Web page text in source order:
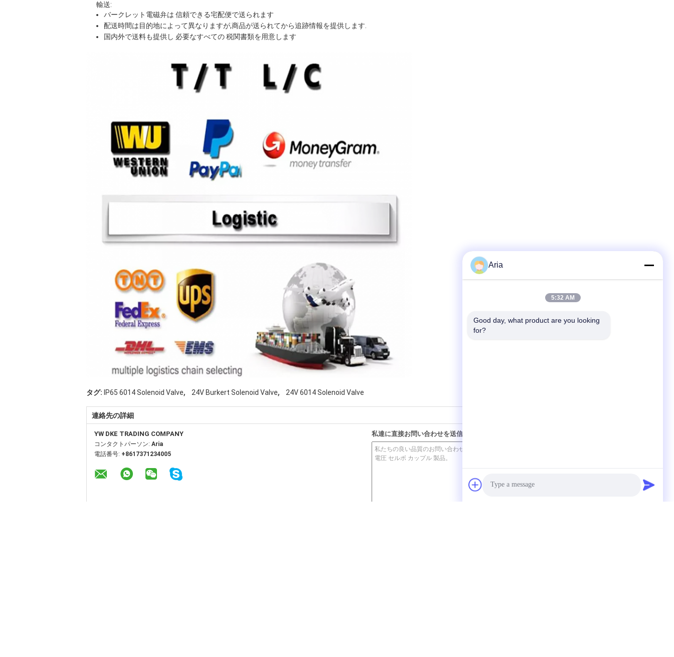
輸送:
バークレット電磁弁は 信頼できる宅配便で送られます
配送時間は目的地によって異なりますが,商品が送られてから追跡情報を提供します.
国内外で送料も提供し 必要なすべての 税関書類を用意します
タグ: IP65 6014 Solenoid Valve, 24V Burkert Solenoid Valve, 24V 6014 Solenoid Valve
連絡先の詳細
YW DKE TRADING COMPANY
コンタクトパーソン: Aria
電話番号: +8617371234005
私達に直接お問い合わせを送信
Aria
5:32 AM
Good day, what product are you looking
for?